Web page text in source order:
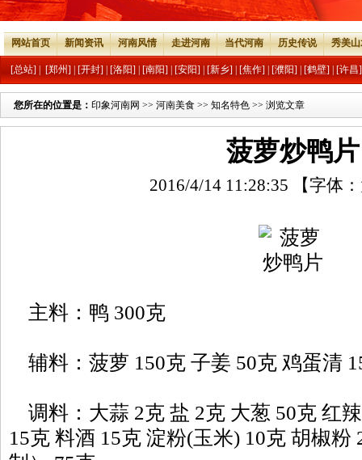
网站首页 新闻资讯 河南风情 走进河南 当代河南 历史传说 秀美
[总站] [郑州] [开封] [洛阳] [南阳] [安阳] [新乡] [焦作] [濮阳] [鹤壁] [许昌]
您所在的位置是： 印象河南网 >> 河南美食 >> 知名特色 >> 浏览文章
菠萝炒鸭片
2016/4/14 11:28:35 【字体：
主料：鸭 300克
辅料：菠萝 150克 子姜 50克 鸡蛋清
调料：大蒜 2克 盐 2克 大葱 50克 红
15克 料酒 15克 淀粉(玉米) 10克 胡椒粉